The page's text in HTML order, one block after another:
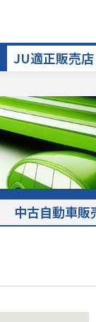
JU適正販売店
中古自動車販